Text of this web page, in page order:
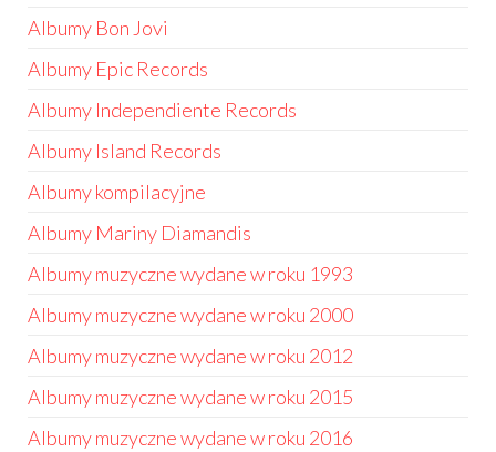
Albumy Bon Jovi
Albumy Epic Records
Albumy Independiente Records
Albumy Island Records
Albumy kompilacyjne
Albumy Mariny Diamandis
Albumy muzyczne wydane w roku 1993
Albumy muzyczne wydane w roku 2000
Albumy muzyczne wydane w roku 2012
Albumy muzyczne wydane w roku 2015
Albumy muzyczne wydane w roku 2016